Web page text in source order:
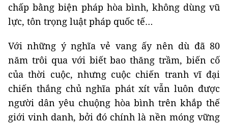
chấp bằng biện pháp hòa bình, không dùng vũ
lực, tôn trọng luật pháp quốc tế…
Với những ý nghĩa vẻ vang ấy nên dù đã 80
năm trôi qua với biết bao thăng trầm, biến cố
của thời cuộc, nhưng cuộc chiến tranh vĩ đại
chiến thắng chủ nghĩa phát xít vẫn luôn được
người dân yêu chuộng hòa bình trên khắp thế
giới vinh danh, bởi đó chính là nền móng vững